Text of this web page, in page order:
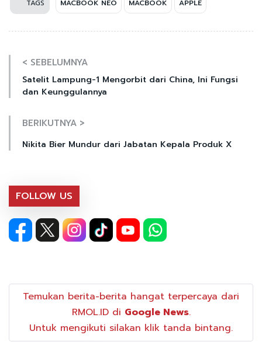
TAGS MACBOOK NEO MACBOOK APPLE
< SEBELUMNYA
Satelit Lampung-1 Mengorbit dari China, Ini Fungsi
dan Keunggulannya
BERIKUTNYA >
Nikita Bier Mundur dari Jabatan Kepala Produk X
FOLLOW US
Temukan berita-berita hangat terpercaya dari
RMOL.ID di Google News.
Untuk mengikuti silakan klik tanda bintang.